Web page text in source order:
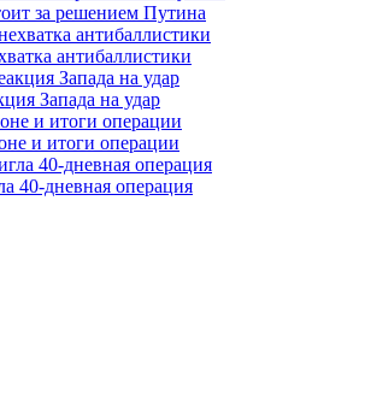
за решением Путина
антибаллистики
Запада на удар
и итоги операции
40-дневная операция